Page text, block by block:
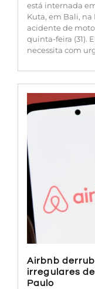
está internada
Kuta, em Bali, na
acidente de
quinta-feira (31).
necessita com
Airbnb
irregulares
Paulo